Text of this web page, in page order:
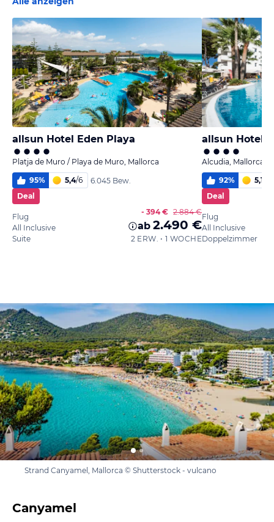
allsun Hotel Eden Playa
Platja de Muro / Playa de Muro, Mallorca
95% 5,4/6
6.045 Bew.
Deal
Flug
All Inclusive
Suite
- 394 € 2.884 €
ab 2.490 €
2 ERW. • 1 WOCHE
allsun Hotel
Alcudia, Mallorca
92% 5,1
Deal
Flug
All Inclusive
Doppelzimmer
Strand Canyamel, Mallorca © Shutterstock - vulcano
Canyamel